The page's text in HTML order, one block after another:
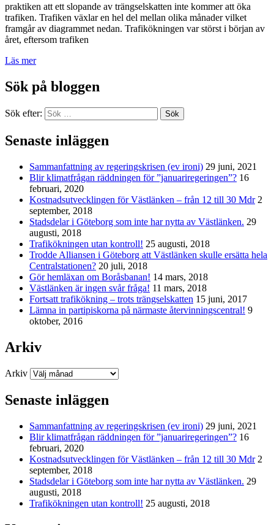
praktiken att ett slopande av trängselskatten inte kommer att öka
trafiken. Trafiken växlar en hel del mellan olika månader vilket
framgår av diagrammet nedan. Trafikökningen var störst i början av
året, eftersom trafiken
Läs mer
Sök på bloggen
Sök efter: Sök
Senaste inläggen
Sammanfattning av regeringskrisen (ev ironi) 29 juni, 2021
Blir klimatfrågan räddningen för ”januariregeringen”? 16
februari, 2020
Kostnadsutvecklingen för Västlänken – från 12 till 30 Mdr 2
september, 2018
Stadsdelar i Göteborg som inte har nytta av Västlänken. 29
augusti, 2018
Trafikökningen utan kontroll! 25 augusti, 2018
Trodde Alliansen i Göteborg att Västlänken skulle ersätta hela
Centralstationen? 20 juli, 2018
Gör hemläxan om Boråsbanan! 14 mars, 2018
Västlänken är ingen svår fråga! 11 mars, 2018
Fortsatt trafikökning – trots trängselskatten 15 juni, 2017
Lämna in partipiskorna på närmaste återvinningscentral! 9
oktober, 2016
Arkiv
Arkiv
Senaste inläggen
Sammanfattning av regeringskrisen (ev ironi) 29 juni, 2021
Blir klimatfrågan räddningen för ”januariregeringen”? 16
februari, 2020
Kostnadsutvecklingen för Västlänken – från 12 till 30 Mdr 2
september, 2018
Stadsdelar i Göteborg som inte har nytta av Västlänken. 29
augusti, 2018
Trafikökningen utan kontroll! 25 augusti, 2018